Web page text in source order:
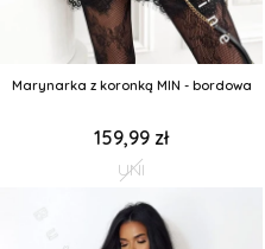
Marynarka z koronką MIN - bordowa
159,99 zł
UNI